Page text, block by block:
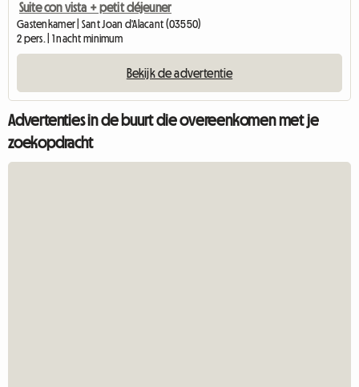
Suite con vista + petit déjeuner
Gastenkamer | Sant Joan d'Alacant (03550)
2 pers. | 1 nacht minimum
Bekijk de advertentie
Advertenties in de buurt die overeenkomen met je
zoekopdracht